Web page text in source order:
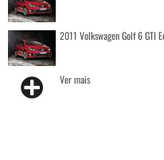
2011 Volkswagen Golf 6 GTI
Ver mais